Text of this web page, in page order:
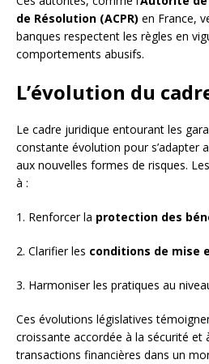
de Résolution (ACPR) en France,
banques respectent les règles en
comportements abusifs.
L’évolution du
Le cadre juridique entourant les
constante évolution pour s’adapter
aux nouvelles formes de risques.
à :
1. Renforcer la protection des
2. Clarifier les conditions de mise
3. Harmoniser les pratiques au
Ces évolutions législatives
croissante accordée à la sécurité et
transactions financières dans un